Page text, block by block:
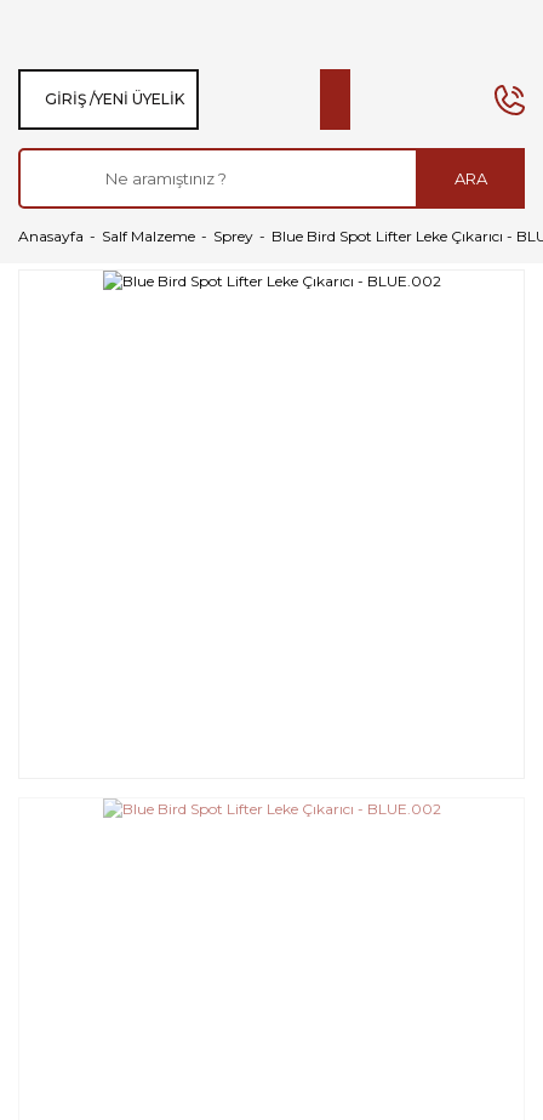
ARA
GIRIŞ /YENI ÜYELIK
Anasayfa Salf Malzeme Sprey Blue Bird Spot Lifter Leke Çıkarıcı -